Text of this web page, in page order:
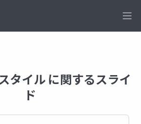
タイル に関するスライ
ド